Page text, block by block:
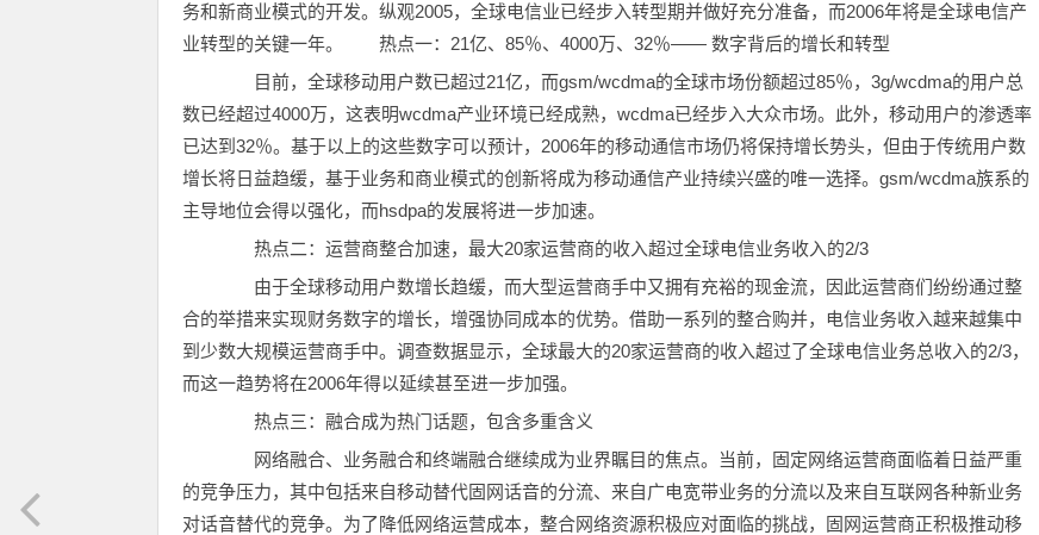
务和新商业模式的开发。纵观2005，全球电信业已经步入转型期并做好充分准备，而2006年将是全球电信产
业转型的关键一年。 热点一：21亿、85％、4000万、32％―― 数字背后的增长和转型
目前，全球移动用户数已超过21亿，而gsm/wcdma的全球市场份额超过85％，3g/wcdma的用户总
数已经超过4000万，这表明wcdma产业环境已经成熟，wcdma已经步入大众市场。此外，移动用户的渗透率
已达到32％。基于以上的这些数字可以预计，2006年的移动通信市场仍将保持增长势头，但由于传统用户数
增长将日益趋缓，基于业务和商业模式的创新将成为移动通信产业持续兴盛的唯一选择。gsm/wcdma族系的
主导地位会得以强化，而hsdpa的发展将进一步加速。
热点二：运营商整合加速，最大20家运营商的收入超过全球电信业务收入的2/3
由于全球移动用户数增长趋缓，而大型运营商手中又拥有充裕的现金流，因此运营商们纷纷通过整
合的举措来实现财务数字的增长，增强协同成本的优势。借助一系列的整合购并，电信业务收入越来越集中
到少数大规模运营商手中。调查数据显示，全球最大的20家运营商的收入超过了全球电信业务总收入的2/3，
而这一趋势将在2006年得以延续甚至进一步加强。
热点三：融合成为热门话题，包含多重含义
网络融合、业务融合和终端融合继续成为业界瞩目的焦点。当前，固定网络运营商面临着日益严重
的竞争压力，其中包括来自移动替代固网话音的分流、来自广电宽带业务的分流以及来自互联网各种新业务
对话音替代的竞争。为了降低网络运营成本，整合网络资源积极应对面临的挑战，固网运营商正积极推动移